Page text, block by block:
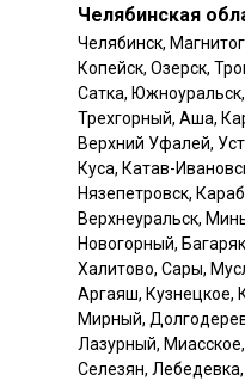
Челябинская
Челябинск,
Копейск, Озерск,
Сатка,
Трехгорный, Аша,
Верхний Уфалей,
Куса, Катав-
Нязепетровск,
Верхнеуральск,
Новогорный,
Халитово, Сары,
Аргаяш, Кузнецкое,
Мирный,
Лазурный,
Селезян, Лебедевка,